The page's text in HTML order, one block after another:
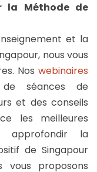
la Méthode de
et la
nous vous
Nos webinaires
de séances de
et des conseils
les meilleures
approfondir la
de Singapour
vous proposons